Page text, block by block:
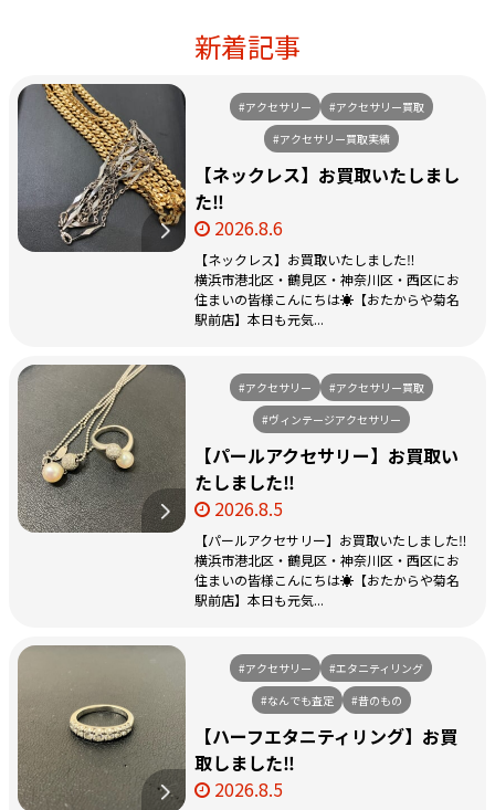
新着記事
#アクセサリー
#アクセサリー買取
#アクセサリー買取実績
【ネックレス】お買取いたしまし
た‼️
2026.8.6
【ネックレス】お買取いたしました‼️
横浜市港北区・鶴見区・神奈川区・西区にお
住まいの皆様こんにちは☀️【おたからや菊名
駅前店】本日も元気...
#アクセサリー
#アクセサリー買取
#ヴィンテージアクセサリー
【パールアクセサリー】お買取い
たしました‼️
2026.8.5
【パールアクセサリー】お買取いたしました‼️
横浜市港北区・鶴見区・神奈川区・西区にお
住まいの皆様こんにちは☀️【おたからや菊名
駅前店】本日も元気...
#アクセサリー
#エタニティリング
#なんでも査定
#昔のもの
【ハーフエタニティリング】お買
取しました‼️
2026.8.5